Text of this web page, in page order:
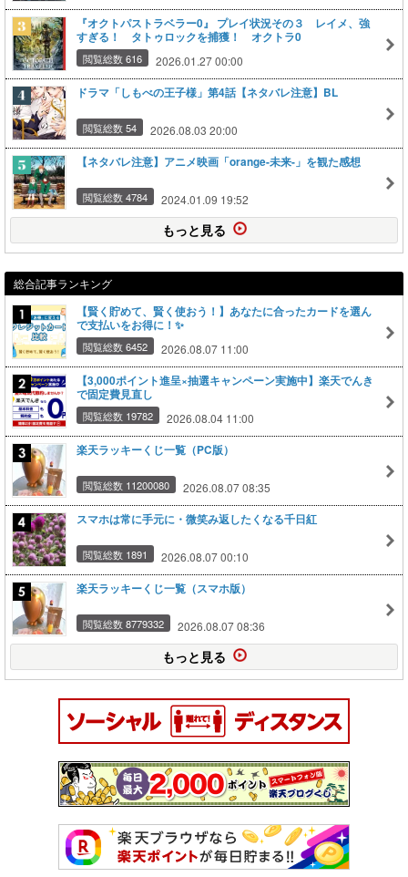
『オクトパストラベラー0』 プレイ状況その３ レイメ、強
すぎる！ タトゥロックを捕獲！ オクトラ0
閲覧総数 616 2026.01.27 00:00
ドラマ「しもべの王子様」第4話【ネタバレ注意】BL
閲覧総数 54 2026.08.03 20:00
【ネタバレ注意】アニメ映画「orange-未来-」を観た感想
閲覧総数 4784 2024.01.09 19:52
もっと見る
総合記事ランキング
【賢く貯めて、賢く使おう！】あなたに合ったカードを選ん
で支払いをお得に！✨
閲覧総数 6452 2026.08.07 11:00
【3,000ポイント進呈×抽選キャンペーン実施中】楽天でんき
で固定費見直し
閲覧総数 19782 2026.08.04 11:00
楽天ラッキーくじ一覧（PC版）
閲覧総数 11200080 2026.08.07 08:35
スマホは常に手元に・微笑み返したくなる千日紅
閲覧総数 1891 2026.08.07 00:10
楽天ラッキーくじ一覧（スマホ版）
閲覧総数 8779332 2026.08.07 08:36
もっと見る